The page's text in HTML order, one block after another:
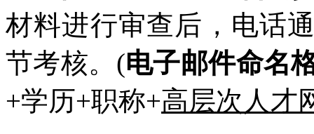
材料进行审查后，电话
节考核。(电子邮件命名
+学历+职称+高层次人才